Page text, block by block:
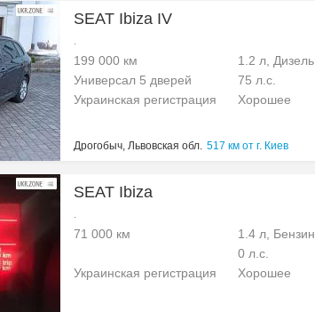
SEAT Ibiza IV
.
199 000 км 1.2 л, Дизель
Универсал 5 дверей
75 л.с.
Украинская регистрация
Хорошее
Дрогобыч, Львовская обл. 517 км от г. Киев
SEAT Ibiza
.
71 000 км 1.4 л, Бензин
0 л.с.
Украинская регистрация
Хорошее